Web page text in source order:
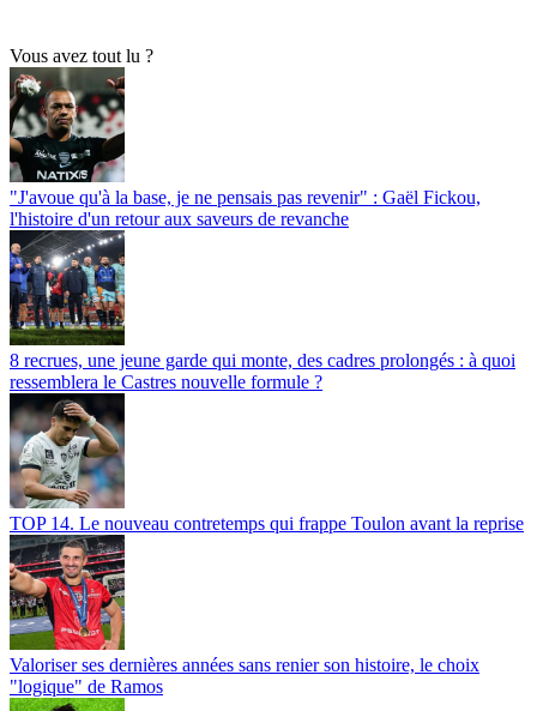
Vous avez tout lu ?
"J'avoue qu'à la base, je ne pensais pas revenir" : Gaël Fickou,
l'histoire d'un retour aux saveurs de revanche
8 recrues, une jeune garde qui monte, des cadres prolongés : à quoi
ressemblera le Castres nouvelle formule ?
TOP 14. Le nouveau contretemps qui frappe Toulon avant la reprise
Valoriser ses dernières années sans renier son histoire, le choix
"logique" de Ramos